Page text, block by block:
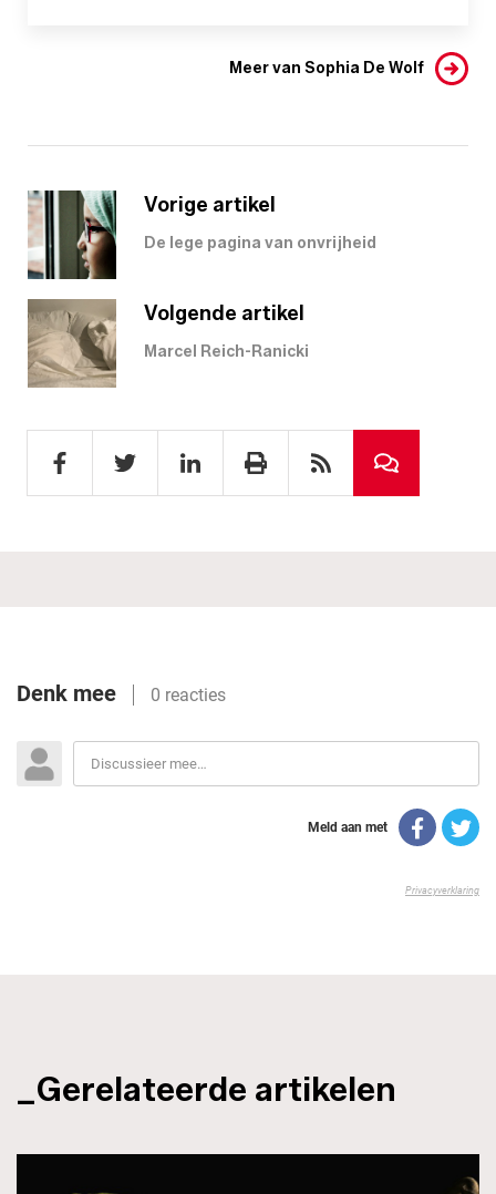
Meer van Sophia De Wolf
Vorige artikel
De lege pagina van onvrijheid
Volgende artikel
Marcel Reich-Ranicki
_Gerelateerde artikelen